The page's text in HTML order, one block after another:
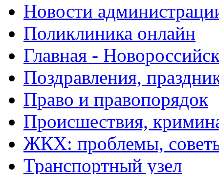
Новости
Поликлиника онлайн
Главная -
Поздравления,
Право и правопорядок
Происшествия,
ЖКХ: проблемы,
Транспортный узел